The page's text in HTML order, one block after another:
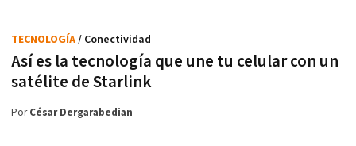
Así es la tecnología que une tu celular con un
satélite de Starlink
TECNOLOGÍA/ Conectividad
PorCésar Dergarabedian